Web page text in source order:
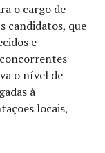
o cargo de
candidatos, que
e
o nível de
à
locais,